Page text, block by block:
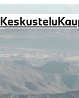
Keskustelu